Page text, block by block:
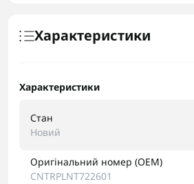
Характеристики
Характеристики
Стан
Новий
Оригінальний номер (OEM)
CNTRPLNT722601